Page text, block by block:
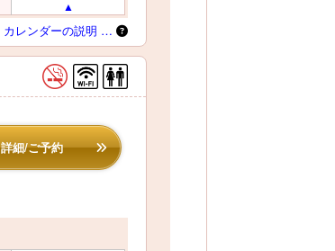
カレンダーの説明 …
詳細/ご予約